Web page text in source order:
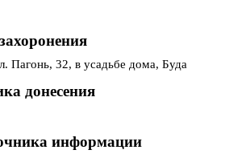
Пагонь, 32, в усадьбе дома, Буда
донесения
информации